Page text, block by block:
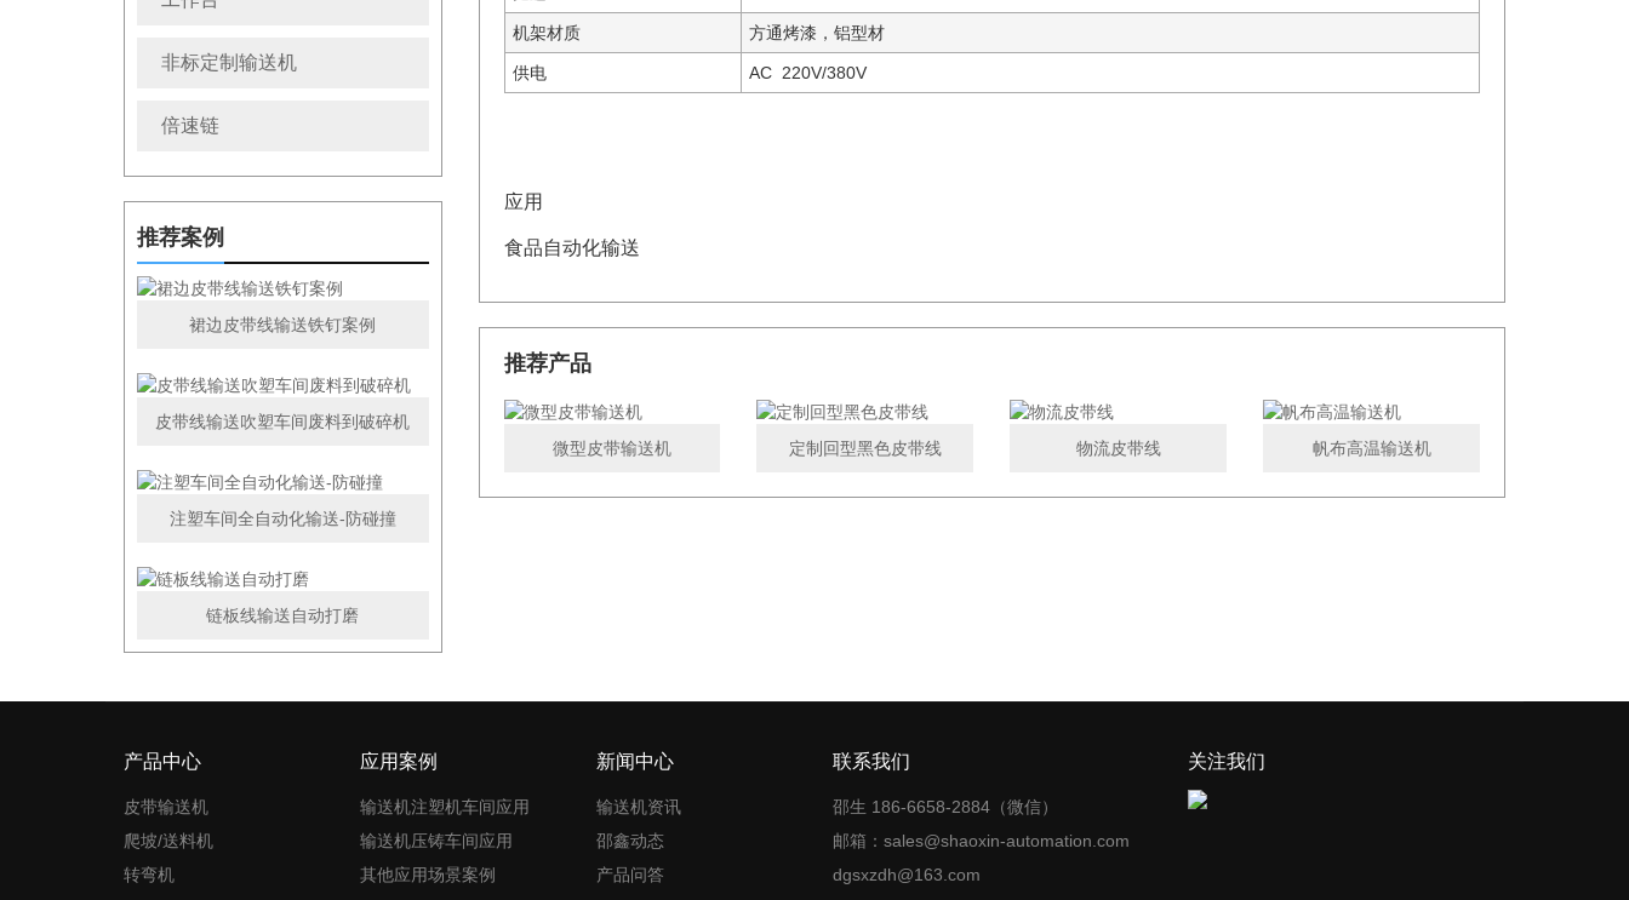
非标定制输送机
倍速链
推荐案例
裙边皮带线输送铁钉案例
皮带线输送吹塑车间废料到破碎机
注塑车间全自动化输送-防碰撞
链板线输送自动打磨
机架材质 方通烤漆，铝型材
供电 AC 220V/380V
应用
食品自动化输送
推荐产品
微型皮带输送机 定制回型黑色皮带线 物流皮带线 帆布高温输送机
产品中心
皮带输送机
爬坡/送料机
转弯机
应用案例
输送机注塑机车间应用
输送机压铸车间应用
其他应用场景案例
新闻中心
输送机资讯
邵鑫动态
产品问答
联系我们
邵生 186-6658-2884（微信）
邮箱：sales@shaoxin-automation.com
dgsxzdh@163.com
关注我们